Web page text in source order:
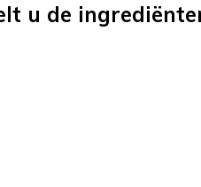
u de